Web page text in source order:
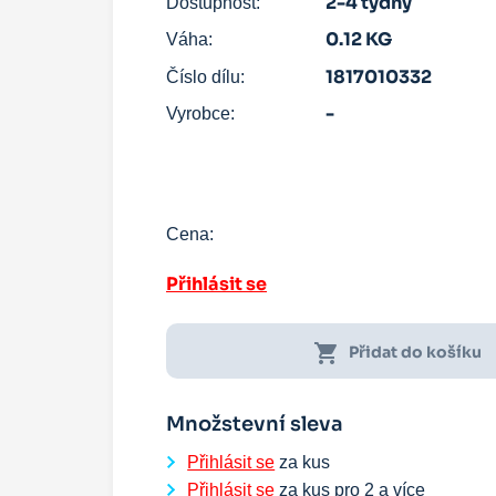
Váha: 0.12 KG
Číslo dílu: 1817010332
Vyrobce: -
Cena:
Přihlásit se
shopping_cart Přidat do košíku
Množstevní sleva
Přihlásit se za kus
Přihlásit se za kus pro 2 a více